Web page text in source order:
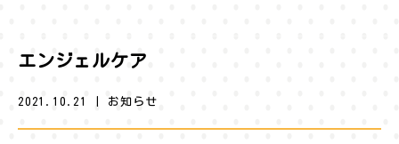
エンジェルケア
2021.10.21 お知らせ